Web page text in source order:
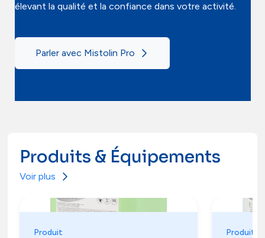
élevant la qualité et la confiance dans votre activité.
Parler avec Mistolin Pro
Produits & Équipements
Voir plus
Produit Produit